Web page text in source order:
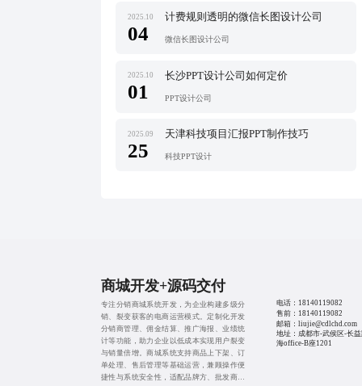
2025.10
04
计费规则透明的微信长图设计公司
微信长图设计公司
2025.10
01
长沙PPT设计公司如何定价
PPT设计公司
2025.09
25
天津科技项目汇报PPT制作技巧
科技PPT设计
商城开发+源码交付
专注分销商城系统开发，为企业构建多级分
销、裂变获客的电商运营模式。定制化开发
分销商管理、佣金结算、推广海报、业绩统
计等功能，助力企业以低成本实现用户裂变
与销量倍增。商城系统支持商品上下架、订
单处理、售后管理等基础运营，兼顾操作便
捷性与系统安全性，适配品牌方、批发商、
电话： 18140119082
售前： 18140119082
邮箱：liujie@cdlchd.com
地址：成都市-武侯区-长
海office-B座1201